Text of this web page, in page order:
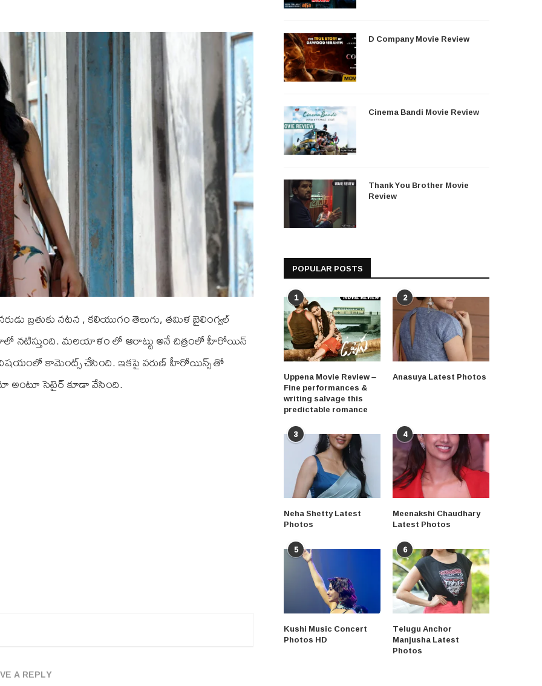
బ్రతుకు నటన , కలియుగం తెలుగు, తమిళ బైలింగ్వల్
నటిస్తుంది. మలయాళం లో ఆరాట్టు అనే చిత్రంలో హీరోయిన్
విషయంలో కామెంట్స్ చేసింది. ఇకపై వరుణ్ హీరోయిన్స్ తో
అంటూ సెటైర్ కూడా వేసింది.
A REPLY
D Company Movie Review
Cinema Bandi Movie Review
Thank You Brother Movie
Review
POPULAR POSTS
1
Uppena Movie Review –
Fine performances &
writing salvage this
predictable romance
2
Anasuya Latest Photos
3
Neha Shetty Latest
Photos
4
Meenakshi Chaudhary
Latest Photos
5
Kushi Music Concert
Photos HD
6
Telugu Anchor
Manjusha Latest
Photos